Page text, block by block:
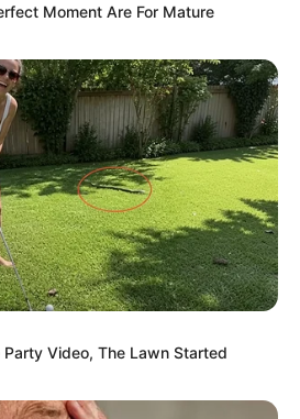
rezept, das du lieben
Moment Are For Mature
Video, The Lawn Started